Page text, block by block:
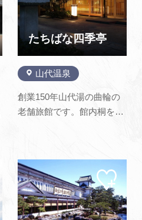
たちばな四季亭
山代温泉
創業150年山代湯の曲輪の
老舗旅館です。館内桐を張
社の四季折々の景色を眺望
できる副室付きのしっとり
と落ち着いたお部屋です。
温泉は1,300年の間、湧き
マイ
ペー
ジに
追加